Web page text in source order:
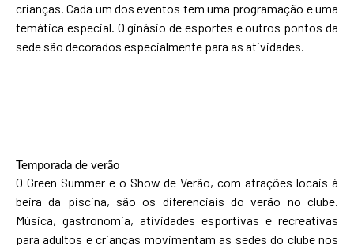
crianças. Cada um dos eventos tem uma programação e uma
temática especial. O ginásio de esportes e outros pontos da
sede são decorados especialmente para as atividades.
Temporada de verão
O Green Summer e o Show de Verão, com atrações locais à
beira da piscina, são os diferenciais do verão no clube.
Música, gastronomia, atividades esportivas e recreativas
para adultos e crianças movimentam as sedes do clube nos